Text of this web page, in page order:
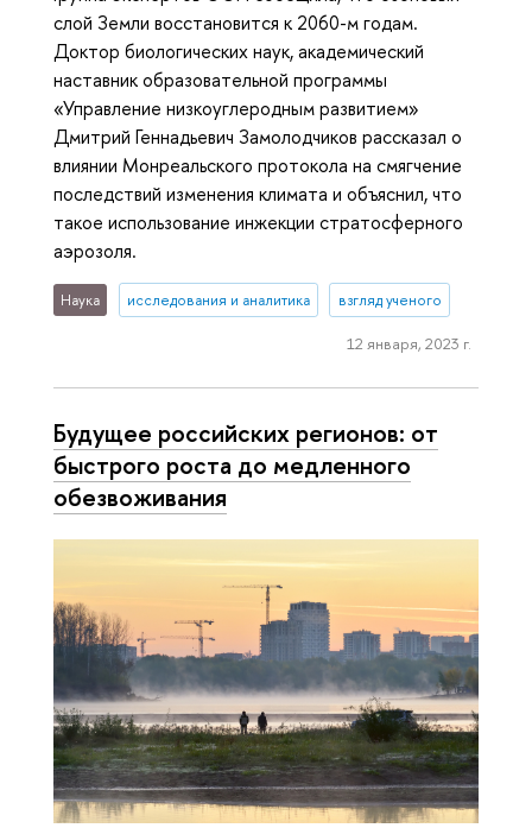
слой Земли восстановится к 2060-м годам.
Доктор биологических наук, академический
наставник образовательной программы
«Управление низкоуглеродным развитием»
Дмитрий Геннадьевич Замолодчиков рассказал о
влиянии Монреальского протокола на смягчение
последствий изменения климата и объяснил, что
такое использование инжекции стратосферного
аэрозоля.
Наука исследования и аналитика взгляд ученого
12 января, 2023 г.
Будущее российских регионов: от
быстрого роста до медленного
обезвоживания